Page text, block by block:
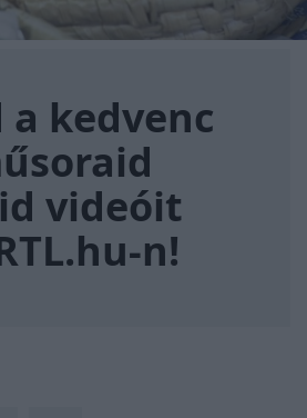
a kedvenc
videóit
n!